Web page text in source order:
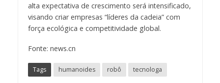
alta expectativa de crescimento será intensificado,
visando criar empresas “líderes da cadeia” com
força ecológica e competitividade global.
Fonte: news.cn
Tags humanoides robô tecnologa